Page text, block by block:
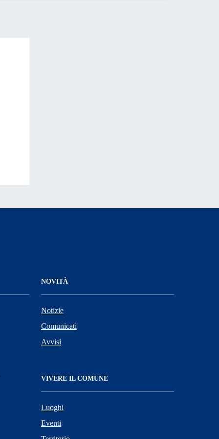
NOVITÀ
Notizie
Comunicati
Avvisi
VIVERE IL COMUNE
Luoghi
Eventi